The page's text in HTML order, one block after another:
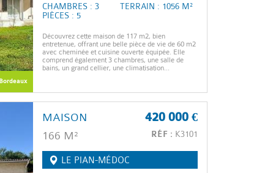
CHAMBRES : 3
TERRAIN : 1056 M²
PIÈCES : 5
Découvrez cette maison de 117 m2, bien
entretenue, offrant une belle pièce de vie de 60 m2
avec cheminée et cuisine ouverte équipée. Elle
comprend également 3 chambres, une salle de
bains, un grand cellier, une climatisation...
420 000 €
RÉF : K3101
MAISON
166 M²
LE PIAN-MÉDOC